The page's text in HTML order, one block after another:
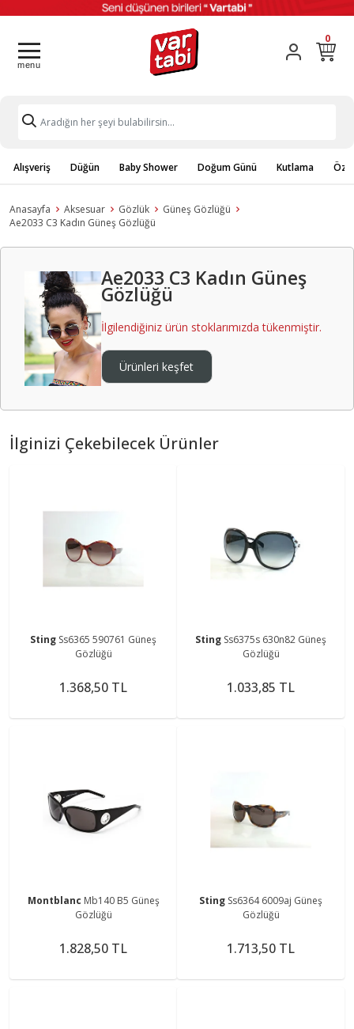
0
Alışveriş Düğün Baby Shower Doğum Günü Kutlama
Anasayfa Aksesuar Gözlük
Güneş Gözlüğü
Ae2033 C3 Kadın Güneş Gözlüğü
Ae2033 C3 Kadın Güneş
Gözlüğü
İlgilendiğiniz ürün stoklarımızda tükenmiştir.
Ürünleri keşfet
İlginizi Çekebilecek Ürünler
Sting Ss6365 590761 Güneş
Gözlüğü
1.368,50 TL
Sting Ss6375s 630n82 Güneş
Gözlüğü
1.033,85 TL
Montblanc Mb140 B5 Güneş
Gözlüğü
1.828,50 TL
Sting Ss6364 6009aj Güneş
Gözlüğü
1.713,50 TL